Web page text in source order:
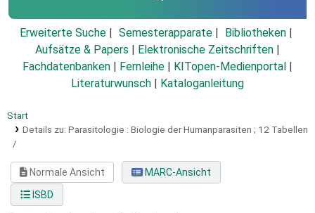
Erweiterte Suche Semesterapparate
Bibliotheken
Aufsätze & Papers
Elektronische Zeitschriften
Fachdatenbanken
Fernleihe KITopen-Medienportal
Literaturwunsch
Kataloganleitung
Start
Details zu: Parasitologie : Biologie der Humanparasiten ; 12 Tabellen
/
Normale Ansicht
MARC-Ansicht
ISBD